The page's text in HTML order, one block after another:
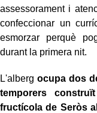
assessorament i
confeccionar un
esmorzar perquè
durant la primera nit.
L'alberg ocupa dos
temporers
fructícola de Seròs